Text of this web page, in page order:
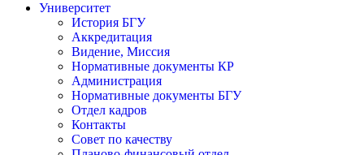
Университет
История БГУ
Аккредитация
Видение, Миссия
Нормативные документы КР
Администрация
Нормативные документы БГУ
Отдел кадров
Контакты
Совет по качеству